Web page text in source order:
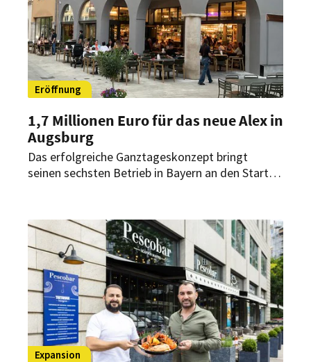
Eröffnung
1,7 Millionen Euro für das neue Alex in
Augsburg
Das erfolgreiche Ganztageskonzept bringt
seinen sechsten Betrieb in Bayern an den Start.
überdachte Außenfläche in zentraler
Innenstadtlage.
Expansion